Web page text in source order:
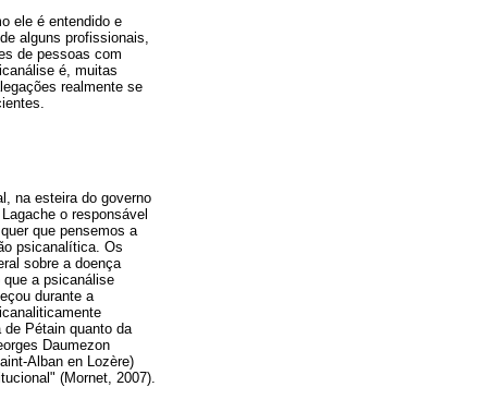
ele é entendido e
alguns profissionais,
de pessoas com
é, muitas
realmente se
na esteira do governo
o responsável
que pensemos a
psicanalítica. Os
sobre a doença
a psicanálise
durante a
Pétain quanto da
Daumezon
Alban en Lozère)
(Mornet, 2007).